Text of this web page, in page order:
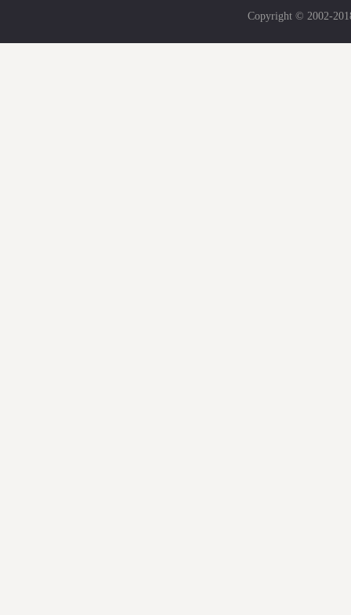
Copyright © 2002-